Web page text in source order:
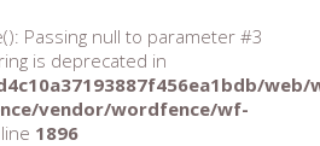
Passing null to parameter #3
is deprecated in
web/
vendor/wordfence/wf-
1896